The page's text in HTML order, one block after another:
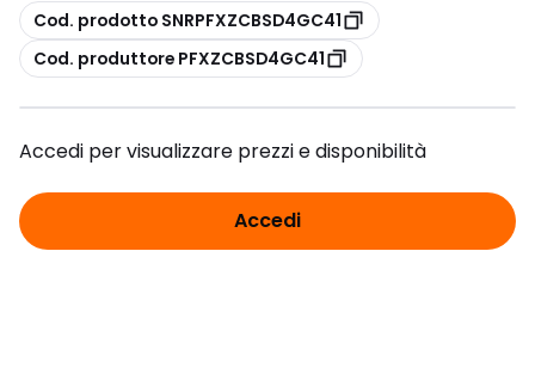
copia
Cod. prodotto SNRPFXZCBSD4GC41
copia
Cod. produttore PFXZCBSD4GC41
Accedi per visualizzare prezzi e disponibilità
Accedi